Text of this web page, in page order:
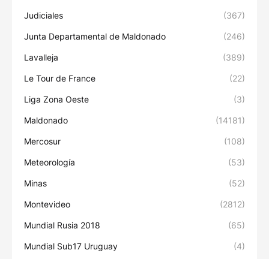
Judiciales (367)
Junta Departamental de Maldonado (246)
Lavalleja (389)
Le Tour de France (22)
Liga Zona Oeste (3)
Maldonado (14181)
Mercosur (108)
Meteorología (53)
Minas (52)
Montevideo (2812)
Mundial Rusia 2018 (65)
Mundial Sub17 Uruguay (4)